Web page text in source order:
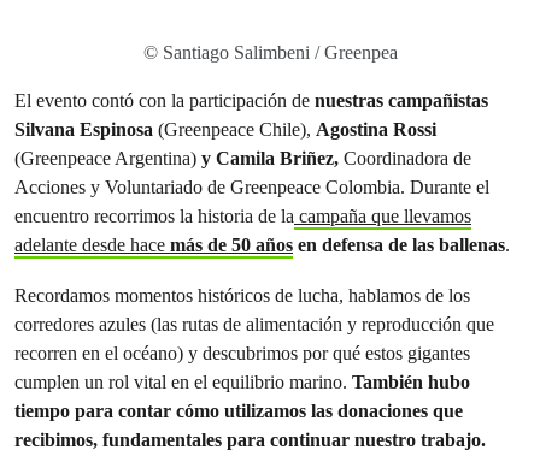
© Santiago Salimbeni / Greenpea
El evento contó con la participación de nuestras campañistas
Silvana Espinosa (Greenpeace Chile), Agostina Rossi
(Greenpeace Argentina) y Camila Briñez, Coordinadora de
Acciones y Voluntariado de Greenpeace Colombia. Durante el
encuentro recorrimos la historia de la campaña que llevamos
adelante desde hace más de 50 años en defensa de las ballenas.
Recordamos momentos históricos de lucha, hablamos de los
corredores azules (las rutas de alimentación y reproducción que
recorren en el océano) y descubrimos por qué estos gigantes
cumplen un rol vital en el equilibrio marino. También hubo
tiempo para contar cómo utilizamos las donaciones que
recibimos, fundamentales para continuar nuestro trabajo.